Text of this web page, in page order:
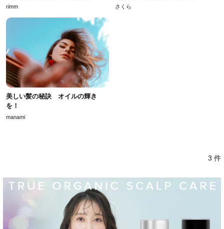
rimm さくら
美しい髪の秘訣 オイルの輝き
を！
manami
3 件